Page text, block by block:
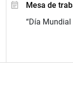
Mesa de
“Día Mundial